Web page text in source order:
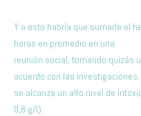
Y a esto habría que sumarle el
horas en promedio en una
reunión social, tomando quizás
acuerdo con las investigaciones,
se alcanza un alto nivel de
0,8 g/l).